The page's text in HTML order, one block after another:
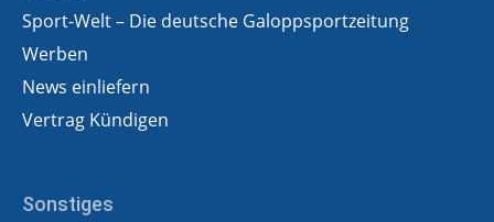
Sport-Welt – Die deutsche Galoppsportzeitung
Werben
News einliefern
Vertrag Kündigen
Sonstiges